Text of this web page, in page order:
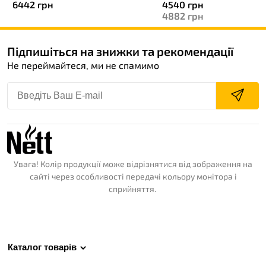
6442 грн 4540 грн
4882 грн
Підпишіться на знижки та рекомендації
Не переймайтеся, ми не спамимо
Увага! Колір продукції може відрізнятися від зображення на
сайті через особливості передачі кольору монітора і
сприйняття.
Каталог товарів